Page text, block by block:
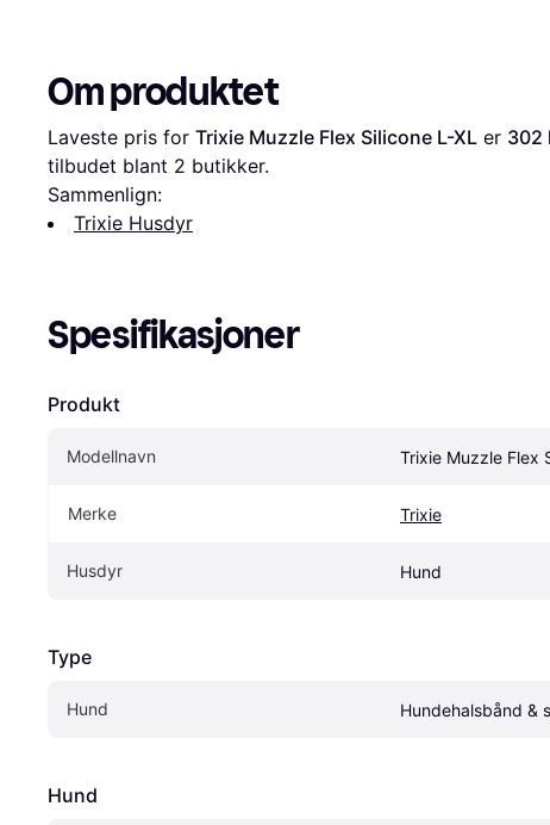
Om produktet
Laveste pris for Trixie Muzzle Flex Silicone L-XL er 302
tilbudet blant 2 butikker.
Sammenlign:
Trixie Husdyr
Spesifikasjoner
Produkt
Modellnavn Trixie Muzzle Flex
Merke Trixie
Husdyr Hund
Type
Hund Hundehalsbånd &
Hund